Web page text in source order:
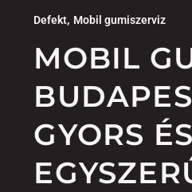
Defekt, Mobil gumiszerviz
MOBIL
GYORS ÉS